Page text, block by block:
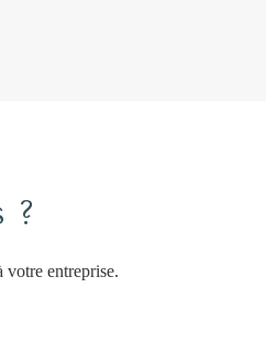
?
votre entreprise.